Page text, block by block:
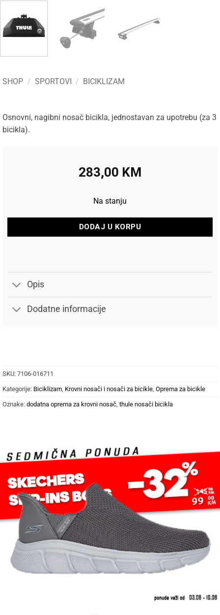
SHOP / SPORTOVI / BICIKLIZAM
Osnovni, nagibni nosač bicikla, jednostavan za upotrebu (za 3
bicikla).
283,00 KM
Na stanju
DODAJ U KORPU
Opis
Dodatne informacije
SKU: 7106-016711
Kategorije: Biciklizam Krovni nosači i nosači za bicikle Oprema za bicikle
Oznake: dodatna oprema za krovni nosač thule nosači bicikla